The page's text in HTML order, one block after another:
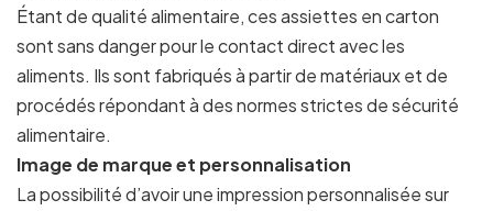
Étant de qualité alimentaire, ces assiettes en carton
sont sans danger pour le contact direct avec les
aliments. Ils sont fabriqués à partir de matériaux et de
procédés répondant à des normes strictes de sécurité
alimentaire.
Image de marque et personnalisation
La possibilité d’avoir une impression personnalisée sur